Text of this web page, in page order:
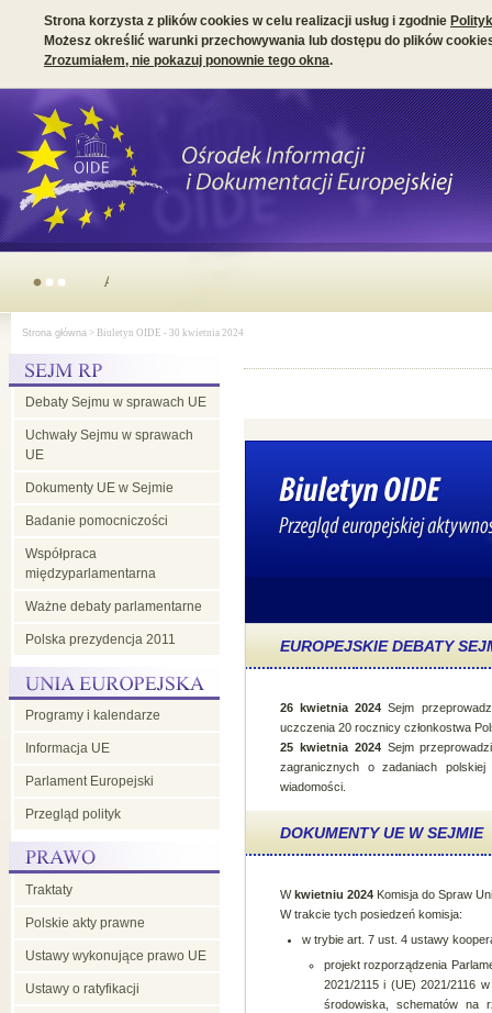
Strona korzysta z plików cookies w celu realizacji usług i zgodnie
Możesz określić warunki przechowywania lub dostępu do plików
Zrozumiałem, nie pokazuj ponownie tego okna.
Parlamentarny wymiar prezydencji irlandzkiej w Radzie UE
Strona główna > Biuletyn OIDE - 30 kwietnia 2024
Debaty Sejmu w sprawach UE
Uchwały Sejmu w sprawach
UE
Dokumenty UE w Sejmie
Badanie pomocniczości
Współpraca
międzyparlamentarna
Ważne debaty parlamentarne
Polska prezydencja 2011
Programy i kalendarze
Informacja UE
Parlament Europejski
Przegląd polityk
Traktaty
Polskie akty prawne
Ustawy wykonujące prawo UE
Ustawy o ratyfikacji
EUROPEJSKIE DEBATY
26 kwietnia 2024 Sejm
uczczenia 20 rocznicy członkostwa
25 kwietnia 2024Sejm
zagranicznych o zadaniach
wiadomości.
DOKUMENTY UE W SEJMIE
Wkwietniu 2024 Komisja do Spraw
W trakcie tych posiedzeń komisja:
w trybie art. 7 ust. 4 ustawy
projekt rozporządzenia
2021/2115 i (UE) 2021/2116
środowiska, schematów na